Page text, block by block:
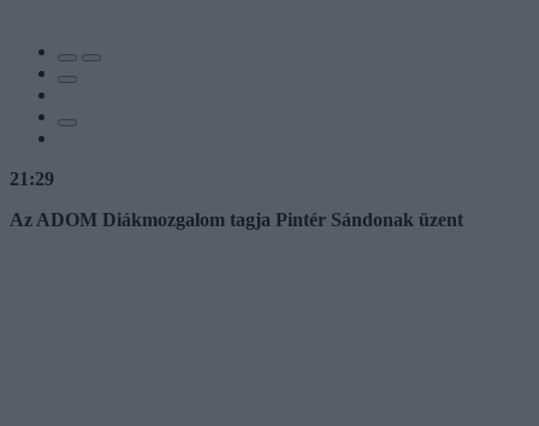
21:29
Az ADOM Diákmozgalom tagja Pintér Sándonak üzent